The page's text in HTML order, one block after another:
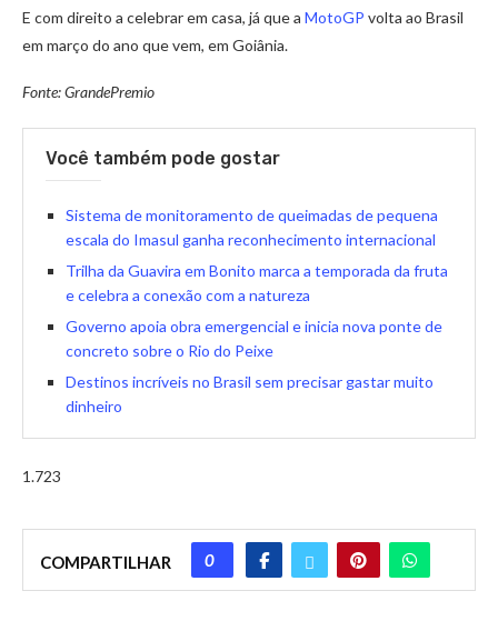
E com direito a celebrar em casa, já que a MotoGP volta ao Brasil
em março do ano que vem, em Goiânia.
Fonte: GrandePremio
Você também pode gostar
Sistema de monitoramento de queimadas de pequena
escala do Imasul ganha reconhecimento internacional
Trilha da Guavira em Bonito marca a temporada da fruta
e celebra a conexão com a natureza
Governo apoia obra emergencial e inicia nova ponte de
concreto sobre o Rio do Peixe
Destinos incríveis no Brasil sem precisar gastar muito
dinheiro
1.723
COMPARTILHAR 0